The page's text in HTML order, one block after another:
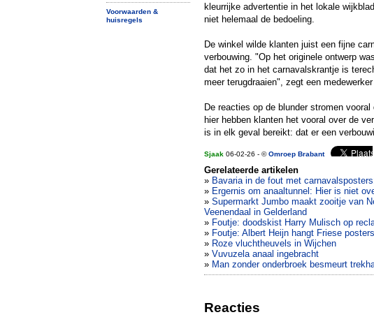
Voorwaarden &
huisregels
kleurrijke advertentie in het lokale
niet helemaal de bedoeling.
De winkel wilde klanten juist een fijne
verbouwing. "Op het originele ontwerp
dat het zo in het carnavalskrantje is
meer terugdraaien", zegt een
De reacties op de blunder stromen
hier hebben klanten het vooral over de
is in elk geval bereikt: dat er een
Sjaak 06-02-26 - ©Omroep Brabant
Gerelateerde artikelen
» Bavaria in de fout met
» Ergernis om anaaltunnel: Hier is niet
» Supermarkt Jumbo maakt zooitje van
Veenendaal in Gelderland
» Foutje: doodskist Harry Mulisch op
» Foutje: Albert Heijn hangt Friese
» Roze vluchtheuvels in Wijchen
» Vuvuzela anaal ingebracht
» Man zonder onderbroek besmeurt
Reacties